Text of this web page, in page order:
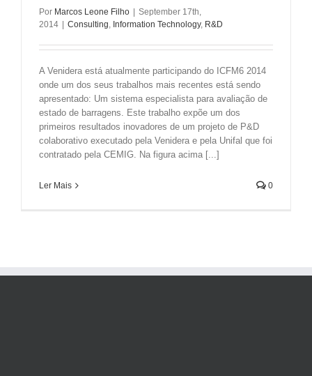
Por Marcos Leone Filho
September 17th,
2014
Consulting, Information Technology, R&D
A Venidera está atualmente participando do ICFM6 2014
onde um dos seus trabalhos mais recentes está sendo
apresentado: Um sistema especialista para avaliação de
estado de barragens. Este trabalho expõe um dos
primeiros resultados inovadores de um projeto de P&D
colaborativo executado pela Venidera e pela Unifal que foi
contratado pela CEMIG. Na figura acima [...]
Ler Mais 0